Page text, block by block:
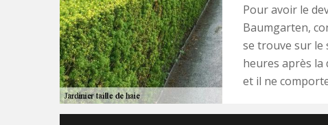
Pour avoir le
Baumgarten,
se trouve sur le
heures après la
et il ne